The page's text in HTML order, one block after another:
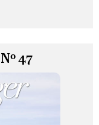
47